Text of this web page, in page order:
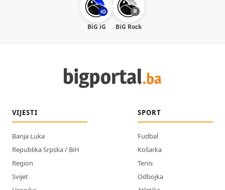
BiG iG BiG Rock
VIJESTI
Banja Luka
Republika Srpska / BiH
Region
Svijet
SPORT
Fudbal
Košarka
Tenis
Odbojka